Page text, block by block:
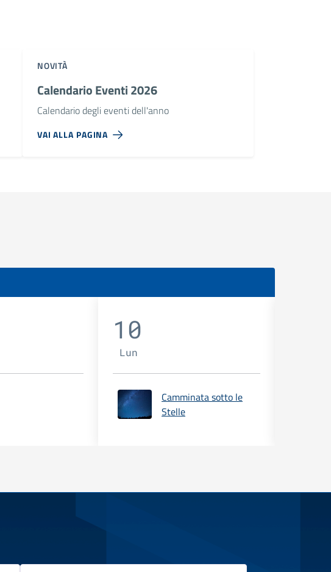
NOVITÀ
Calendario Eventi 2026
Calendario degli eventi dell'anno
VAI ALLA PAGINA
10
Lun
Camminata sotto le
Stelle